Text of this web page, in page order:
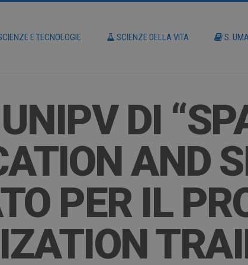
E TECNOLOGIE SCIENZE DELLA VITA S.
DI
AND
PER IL